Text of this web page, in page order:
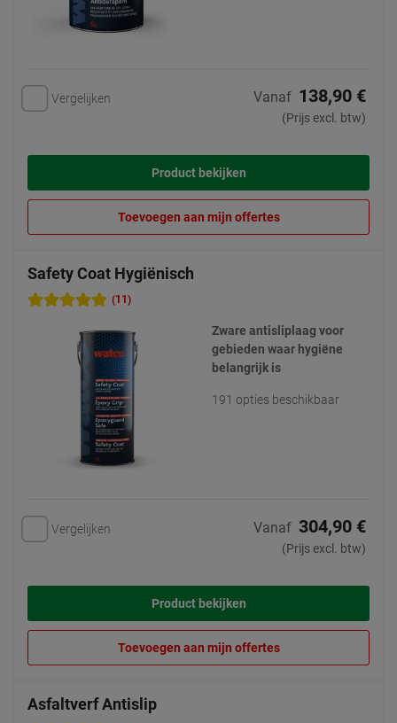
Vergelijken Vanaf 138,90 €
(Prijs excl. btw)
Product bekijken
Toevoegen aan mijn offertes
Safety Coat Hygiënisch
(11)
Zware antisliplaag voor
gebieden waar hygiëne
belangrijk is
191 opties beschikbaar
Vergelijken Vanaf 304,90 €
(Prijs excl. btw)
Product bekijken
Toevoegen aan mijn offertes
Asfaltverf Antislip